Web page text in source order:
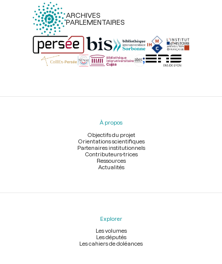
ARCHIVES
PARLEMENTAIRES
Menu
À propos
Objectifs du projet
Orientations scientifiques
Partenaires institutionnels
Contributeurs-trices
Ressources
Actualités
Explorer
Les volumes
Les députés
Les cahiers de doléances